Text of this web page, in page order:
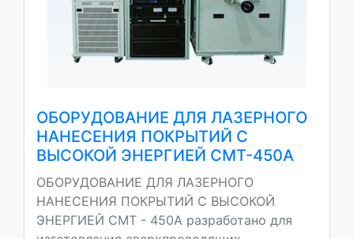
ОБОРУДОВАНИЕ ДЛЯ ЛАЗЕРНОГО
НАНЕСЕНИЯ ПОКРЫТИЙ С
ВЫСОКОЙ ЭНЕРГИЕЙ CMT-450A
ОБОРУДОВАНИЕ ДЛЯ ЛАЗЕРНОГО
НАНЕСЕНИЯ ПОКРЫТИЙ С ВЫСОКОЙ
ЭНЕРГИЕЙ CMT - 450A разработано для